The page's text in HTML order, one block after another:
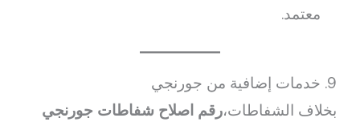
معتمد.
9. خدمات إضافية من جورنجي
بخلاف الشفاطات،رقم اصلاح شفاطات جورنجي